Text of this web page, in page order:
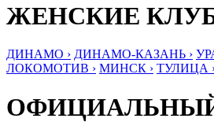
ЖЕНСКИЕ
ДИНАМО › ДИНАМО-КАЗАНЬ ›
ЛОКОМОТИВ › МИНСК › ТУЛИЦА